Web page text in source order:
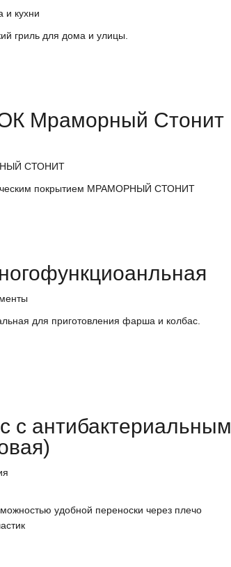
и кухни
гриль для дома и улицы.
Мраморный Стонит
СТОНИТ
покрытием МРАМОРНЫЙ СТОНИТ
для приготовления фарша и колбас.
с антибактериальным
удобной переноски через плечо